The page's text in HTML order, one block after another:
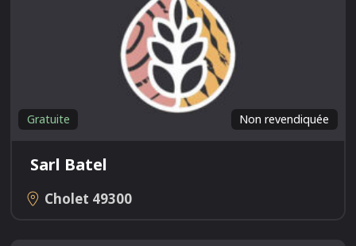
Non revendiquée
Gratuite
Sarl Batel
Cholet 49300